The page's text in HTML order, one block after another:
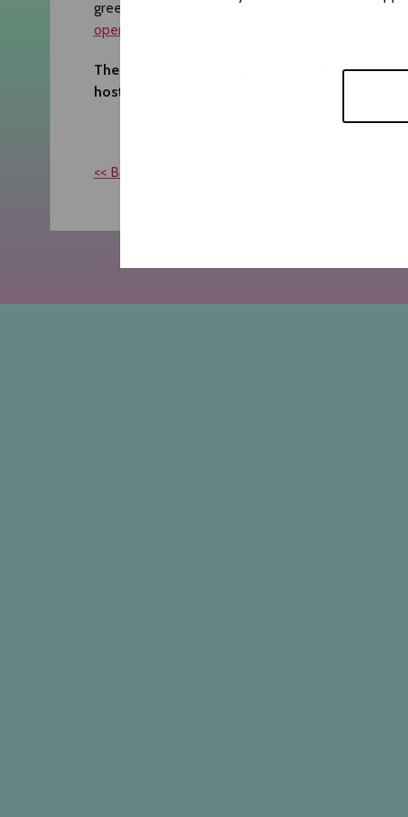
greetings to the Festival will be delivered by
opening ceremony from the main programme tab.
The opening ceremony of Theatre Festival on
hosted in Finnish.
<< Back